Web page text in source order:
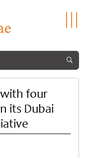
four
its Dubai